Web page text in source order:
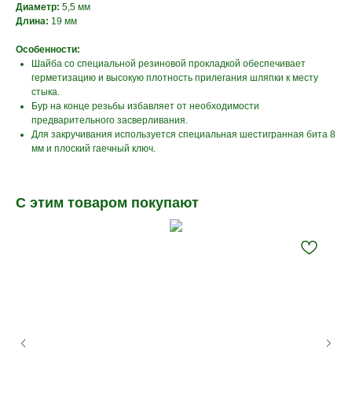
Диаметр: 5,5 мм
Длина: 19 мм
Особенности:
Шайба со специальной резиновой прокладкой обеспечивает
герметизацию и высокую плотность прилегания шляпки к месту
стыка.
Бур на конце резьбы избавляет от необходимости
предварительного засверливания.
Для закручивания используется специальная шестигранная бита 8
мм и плоский гаечный ключ.
С этим товаром покупают